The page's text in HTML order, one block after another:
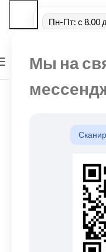
Мы на
Пн-Пт: с 8.00
МЕНЮ